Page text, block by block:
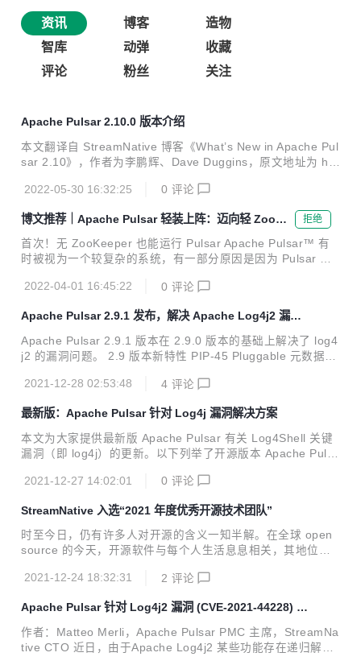
资讯 博客
造物
智库
动弹
收藏
评论
粉丝 关注
Apache Pulsar 2.10.0 版本介绍
本文翻译自 StreamNative 博客《What’s New in Apache Pul
sar 2.10》，作者为李鹏辉、Dave Duggins，原文地址为 htt
n-apache-pulsar-210/。 倍受期待的 Apache Pulsar 2.10.0
版本近期已发布！新版本涵盖 99 位贡献者提供的改进和错误
修复，并提交了 800 余次变更。除了之前为大家介绍的减轻
ZooKeeper 依赖 和自动化集群故障转移 特性外，Pulsar 2.1
0.0 版本还包含十余项重...
2022-05-30 16:32:25 0 评论
博文推荐｜Apache Pulsar 轻装上阵：迈向轻 ZooKe
eper 时代
拒绝
首次！无 ZooKeeper 也能运行 Pulsar Apache Pulsar™ 有
时被视为一个较复杂的系统，有一部分原因是因为 Pulsar 使
r 就使用 ZooKeeper 存储分配给 topic 的 broker 信息、topic
额外组件便加深了大家对于 Pulsar 是一个复杂系统的印象。
为了简化 Pulsar 的部署，社区发起了一项计划——Pulsar 改
进规划 PIP-45 来减轻对 ZooKeeper 的依赖，同时用可插拔
的框架来替代。这...
2022-04-01 16:45:22 0 评论
Apache Pulsar 2.9.1 发布，解决 Apache Log4j2 漏洞
的最新发布版本！
Apache Pulsar 2.9.1 版本在 2.9.0 版本的基础上解决了 log4
j2 的漏洞问题。 2.9 版本新特性 PIP-45 Pluggable 元数据接
弹性、稳定性、减少代码重复等 Pulsar IO：引入 Oracle Deb
器 Pulsar 客户端的许多改进，包括 PIP-83、PIP-91、PIP-9
6 跨地域复制改进：PIP-88 跨集群复制模式 Apache Kafka si
nk 连接器可以作为 Pulsar sink ...
2021-12-28 02:53:48 4 评论
最新版：Apache Pulsar 针对 Log4j 漏洞解决方案
本文为大家提供最新版 Apache Pulsar 有关 Log4Shell 关键
漏洞（即 log4j）的更新。以下列举了开源版本 Apache Pulsa
2021-12-27 14:02:01
0 评论
StreamNative 入选“2021 年度优秀开源技术团队”
时至今日，仍有许多人对开源的含义一知半解。在全球 open
source 的今天，开源软件与每个人生活息息相关，其地位至
了「创新者」，开源开发模式造就了一些当今在用的最重要的
为这庞大浩瀚数字中的一环，Apache Pulsar 因为其自身的价
值而闪耀。StreamNative 作为由 Apache Pulsar 创始团队成
员组建的开源技术团队，始终致力于 Apache Pulsar 社区和
生态建设，同时围绕 Pulsar 打造下一代云原生批流融合数据
2021-12-24 18:32:31 2 评论
Apache Pulsar 针对 Log4j2 漏洞 (CVE-2021-44228) 的
解决方案
作者：Matteo Merli，Apache Pulsar PMC 主席，StreamNa
tive CTO 近日，由于Apache Log4j2 某些功能存在递归解析